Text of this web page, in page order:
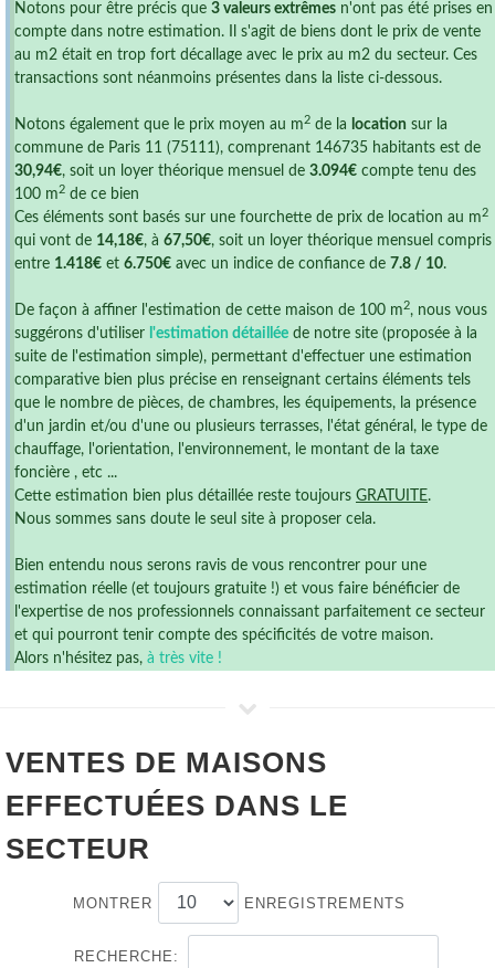
Notons pour être précis que 3 valeurs extrêmes n'ont pas été prises en
compte dans notre estimation. Il s'agit de biens dont le prix de vente
au m2 était en trop fort décallage avec le prix au m2 du secteur. Ces
transactions sont néanmoins présentes dans la liste ci-dessous.
Notons également que le prix moyen au m 2 de la location sur la
commune de Paris 11 (75111), comprenant 146735 habitants est de
30,94€, soit un loyer théorique mensuel de 3.094€ compte tenu des
100 m 2 de ce bien
Ces éléments sont basés sur une fourchette de prix de location au m 2
qui vont de 14,18€, à 67,50€, soit un loyer théorique mensuel compris
entre 1.418€ et 6.750€ avec un indice de confiance de 7.8 / 10.
De façon à affiner l'estimation de cette maison de 100 m 2, nous vous
suggérons d'utiliser l'estimation détaillée de notre site (proposée à la
suite de l'estimation simple), permettant d'effectuer une estimation
comparative bien plus précise en renseignant certains éléments tels
que le nombre de pièces, de chambres, les équipements, la présence
d'un jardin et/ou d'une ou plusieurs terrasses, l'état général, le type de
chauffage, l'orientation, l'environnement, le montant de la taxe
foncière , etc ...
Cette estimation bien plus détaillée reste toujours GRATUITE.
Nous sommes sans doute le seul site à proposer cela.
Bien entendu nous serons ravis de vous rencontrer pour une
estimation réelle (et toujours gratuite !) et vous faire bénéficier de
l'expertise de nos professionnels connaissant parfaitement ce secteur
et qui pourront tenir compte des spécificités de votre maison.
Alors n'hésitez pas, à très vite !
VENTES DE MAISONS
EFFECTUÉES DANS LE
SECTEUR
MONTRER ENREGISTREMENTS
RECHERCHE: